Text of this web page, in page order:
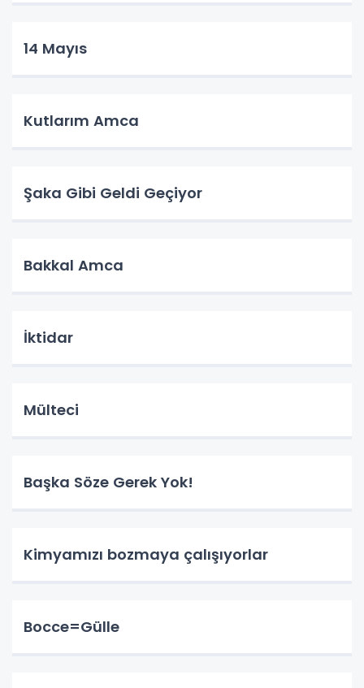
14 Mayıs
Kutlarım Amca
Şaka Gibi Geldi Geçiyor
Bakkal Amca
İktidar
Mülteci
Başka Söze Gerek Yok!
Kimyamızı bozmaya çalışıyorlar
Bocce=Gülle